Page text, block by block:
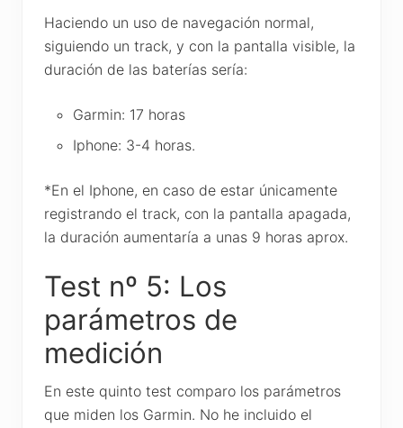
Haciendo un uso de navegación normal,
siguiendo un track, y con la pantalla visible, la
duración de las baterías sería:
Garmin: 17 horas
Iphone: 3-4 horas.
*En el Iphone, en caso de estar únicamente
registrando el track, con la pantalla apagada,
la duración aumentaría a unas 9 horas aprox.
Test nº 5: Los
parámetros de
medición
En este quinto test comparo los parámetros
que miden los Garmin. No he incluido el